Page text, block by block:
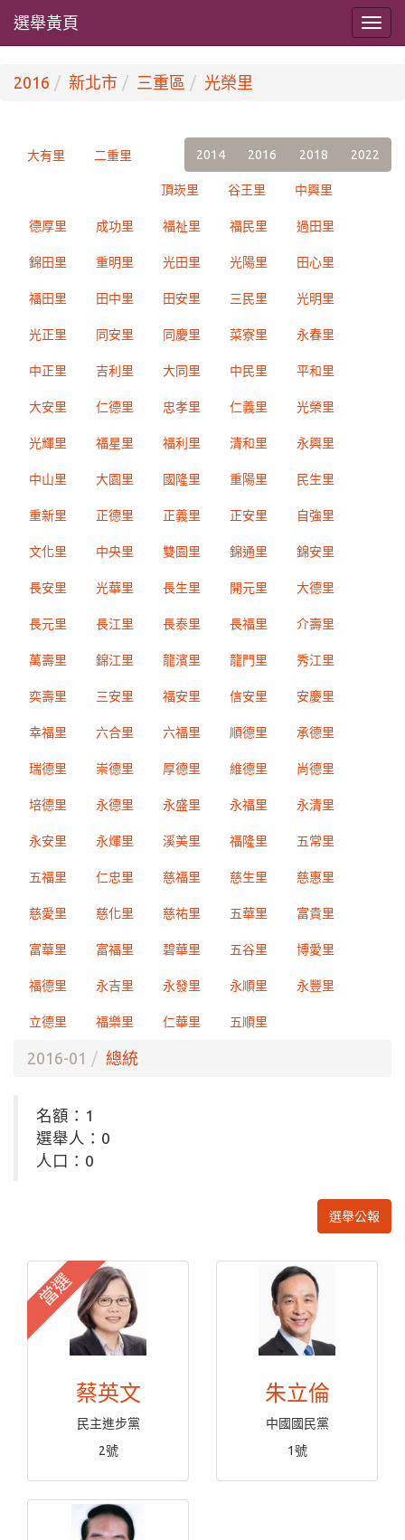
選舉黃頁
2016 新北市 三重區 光榮里
2014 2016 2018 2022
大有里 二重里
頂崁里 谷王里 中興里
德厚里 成功里 福祉里 福民里 過田里
錦田里 重明里 光田里 光陽里 田心里
福田里 田中里 田安里 三民里 光明里
光正里 同安里 同慶里 菜寮里 永春里
中正里 吉利里 大同里 中民里 平和里
大安里 仁德里 忠孝里 仁義里 光榮里
光輝里 福星里 福利里 清和里 永興里
中山里 大園里 國隆里 重陽里 民生里
重新里 正德里 正義里 正安里 自強里
文化里 中央里 雙園里 錦通里 錦安里
長安里 光華里 長生里 開元里 大德里
長元里 長江里 長泰里 長福里 介壽里
萬壽里 錦江里 龍濱里 龍門里 秀江里
奕壽里 三安里 福安里 信安里 安慶里
幸福里 六合里 六福里 順德里 承德里
瑞德里 崇德里 厚德里 維德里 尚德里
培德里 永德里 永盛里 永福里 永清里
永安里 永煇里 溪美里 福隆里 五常里
五福里 仁忠里 慈福里 慈生里 慈惠里
慈愛里 慈化里 慈祐里 五華里 富貴里
富華里 富福里 碧華里 五谷里 博愛里
福德里 永吉里 永發里 永順里 永豐里
立德里 福樂里 仁華里 五順里
2016-01 總統
名額：1
選舉人：0
人口：0
選舉公報
當選
蔡英文
民主進步黨
2號
朱立倫
中國國民黨
1號